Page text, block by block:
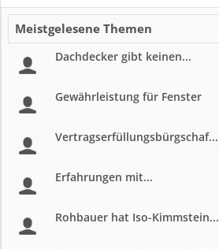
Meistgelesene Themen
Dachdecker gibt keinen...
Gewährleistung für Fenster
Vertragserfüllungsbürgschaf...
Erfahrungen mit...
Rohbauer hat Iso-Kimmstein...